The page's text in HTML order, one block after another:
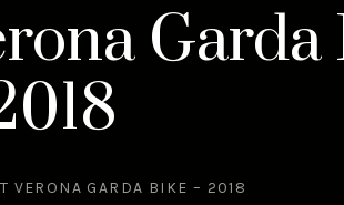
Garda
VERONA GARDA BIKE – 2018